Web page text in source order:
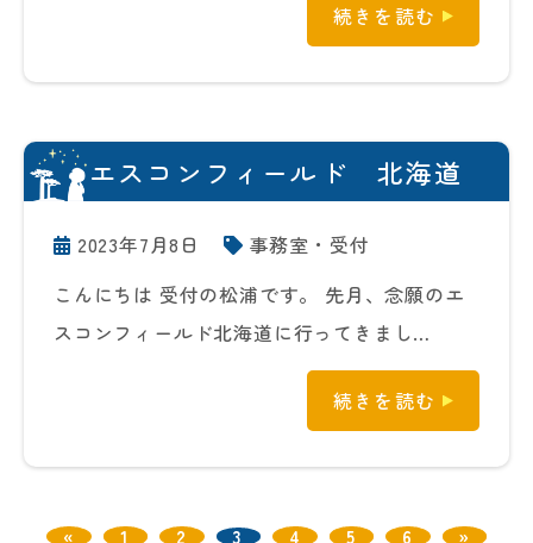
続きを読む
エスコンフィールド 北海道
2023年7月8日
事務室・受付
こんにちは 受付の松浦です。 先月、念願のエ
スコンフィールド北海道に行ってきまし…
続きを読む
« 1 2 3 4 5 6 »